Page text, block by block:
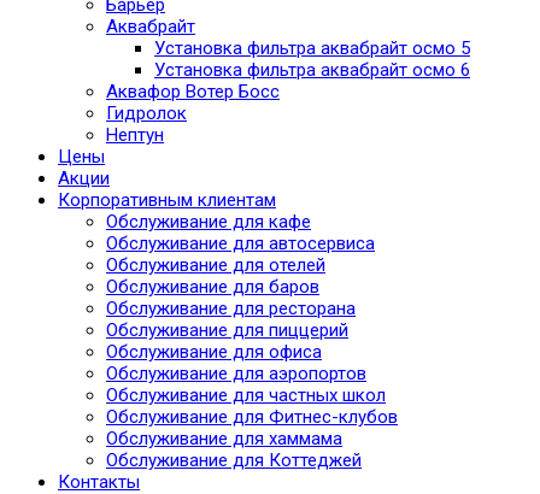
Барьер
Аквабрайт
Установка фильтра аквабрайт осмо 5
Установка фильтра аквабрайт осмо 6
Аквафор Вотер Босс
Гидролок
Нептун
Цены
Акции
Корпоративным клиентам
Обслуживание для кафе
Обслуживание для автосервиса
Обслуживание для отелей
Обслуживание для баров
Обслуживание для ресторана
Обслуживание для пиццерий
Обслуживание для офиса
Обслуживание для аэропортов
Обслуживание для частных школ
Обслуживание для Фитнес-клубов
Обслуживание для хаммама
Обслуживание для Коттеджей
Контакты